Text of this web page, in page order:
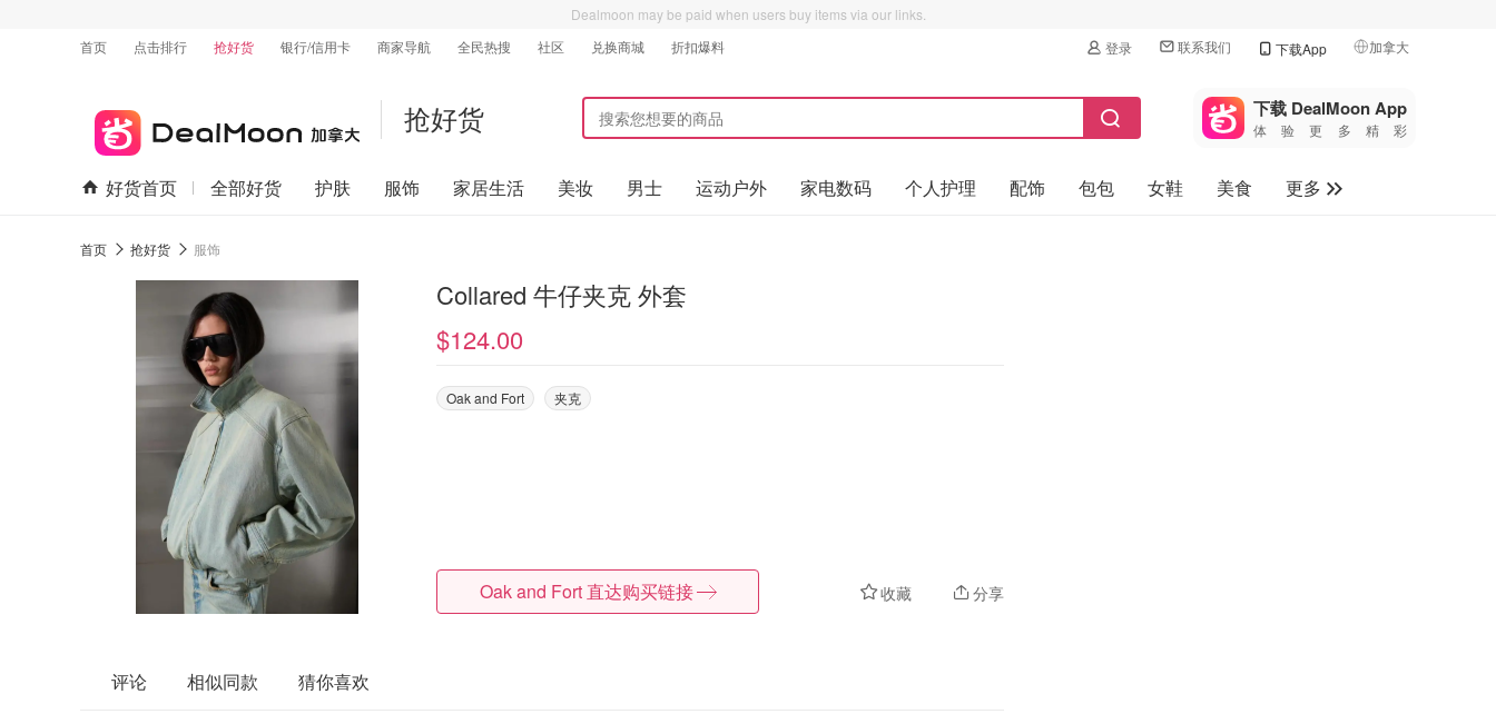
Dealmoon may be paid when users buy items via our links.
首页
点击排行 抢好货 银行/信用卡 商家导航 全民热搜 社区 兑换商城 折扣爆料 登录 联系我们 下载App 加拿大
🇺🇸
美国
🇨🇳中国
🇨🇦加拿大
抢好货 下载 DealMoon App
体验更多精彩
好货首页 全部好货 护肤 服饰 家居生活 美妆 男士 运动户外 家电数码 个人护理 配饰 包包 女鞋 美食
更多
首页 抢好货 服饰
Collared 牛仔夹克 外套
$124.00
Oak and Fort 夹克
收藏 分享
Oak and Fort 直达购买链接
评论 相似同款 猜你喜欢